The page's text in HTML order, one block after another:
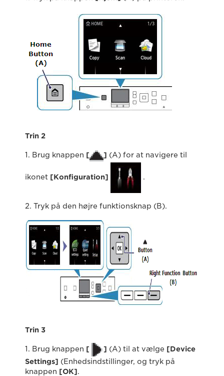
Trin 2
1. Brug knappen [ ] (A) for at navigere til
ikonet [Konfiguration] .
2. Tryk på den højre funktionsknap (B).
Trin 3
1. Brug knappen [ ] (A) til at vælge [Device
Settings] (Enhedsindstillinger, og tryk på
knappen [OK].